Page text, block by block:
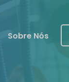
Sobre Nós